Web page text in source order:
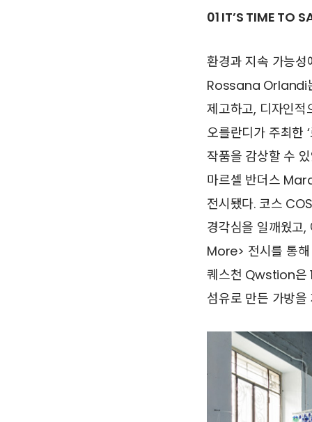
01 IT’S TIME TO
환경과 지속 가능
Rossana Orlandi
제고하고, 디자인
오를란디가 주최한
작품을 감상할 수
마르셀 반더스
전시됐다. 코스
경각심을 일깨웠
More> 전시를 통
퀘스천 Qwstion은
섬유로 만든 가방